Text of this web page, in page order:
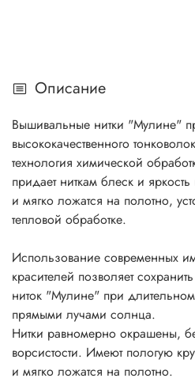
Описание
Вышивальные нитки "Мулине"
высококачественного
технология химической
придает ниткам блеск и
и мягко ложатся на полотно,
тепловой обработке.
Использование современных
красителей позволяет
ниток "Мулине" при
прямыми лучами солнца.
Нитки равномерно окрашены,
ворсистости. Имеют пологую
и мягко ложатся на полотно.